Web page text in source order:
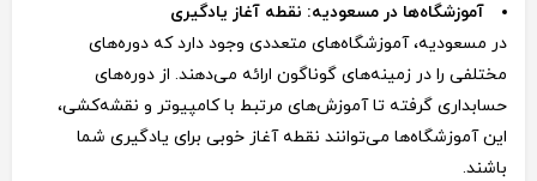
آموزشگاه‌ها در مسعودیه: نقطه آغاز یادگیری
در مسعودیه، آموزشگاه‌های متعددی وجود دارد که دوره‌های
مختلفی را در زمینه‌های گوناگون ارائه می‌دهند. از دوره‌های
حسابداری گرفته تا آموزش‌های مرتبط با کامپیوتر و نقشه‌کشی،
این آموزشگاه‌ها می‌توانند نقطه آغاز خوبی برای یادگیری شما
باشند.